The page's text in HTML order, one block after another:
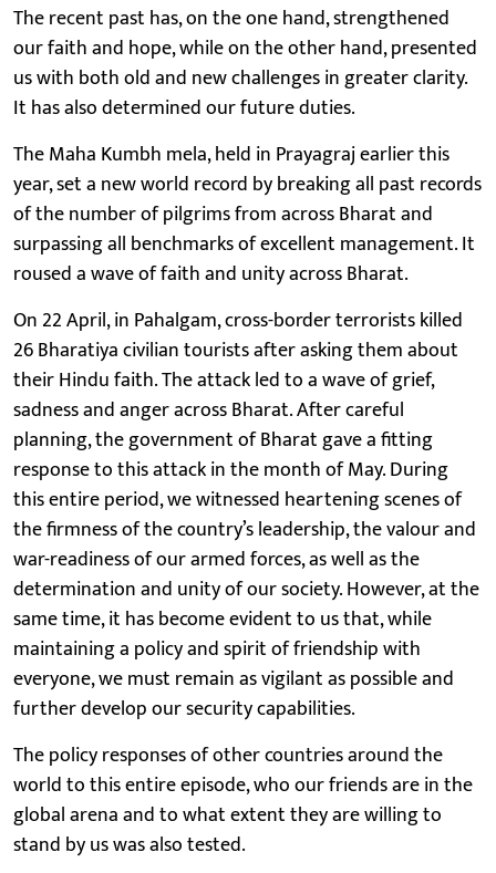
The recent past has, on the one hand, strengthened
our faith and hope, while on the other hand, presented
us with both old and new challenges in greater clarity.
It has also determined our future duties.
The Maha Kumbh mela, held in Prayagraj earlier this
year, set a new world record by breaking all past records
of the number of pilgrims from across Bharat and
surpassing all benchmarks of excellent management. It
roused a wave of faith and unity across Bharat.
On 22 April, in Pahalgam, cross-border terrorists killed
26 Bharatiya civilian tourists after asking them about
their Hindu faith. The attack led to a wave of grief,
sadness and anger across Bharat. After careful
planning, the government of Bharat gave a fitting
response to this attack in the month of May. During
this entire period, we witnessed heartening scenes of
the firmness of the country’s leadership, the valour and
war-readiness of our armed forces, as well as the
determination and unity of our society. However, at the
same time, it has become evident to us that, while
maintaining a policy and spirit of friendship with
everyone, we must remain as vigilant as possible and
further develop our security capabilities.
The policy responses of other countries around the
world to this entire episode, who our friends are in the
global arena and to what extent they are willing to
stand by us was also tested.